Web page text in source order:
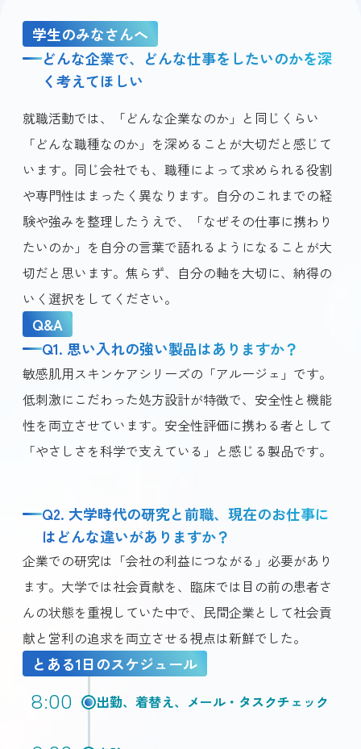
学生のみなさんへ
どんな企業で、どんな仕事をしたいのかを深
く考えてほしい
就職活動では、「どんな企業なのか」と同じくらい
「どんな職種なのか」を深めることが大切だと感じて
います。同じ会社でも、職種によって求められる役割
や専門性はまったく異なります。自分のこれまでの経
験や強みを整理したうえで、「なぜその仕事に携わり
たいのか」を自分の言葉で語れるようになることが大
切だと思います。焦らず、自分の軸を大切に、納得の
いく選択をしてください。
Q&A
Q1. 思い入れの強い製品はありますか？
敏感肌用スキンケアシリーズの「アルージェ」です。
低刺激にこだわった処方設計が特徴で、安全性と機能
性を両立させています。安全性評価に携わる者として
「やさしさを科学で支えている」と感じる製品です。
Q2. 大学時代の研究と前職、現在のお仕事に
はどんな違いがありますか？
企業での研究は「会社の利益につながる」必要があり
ます。大学では社会貢献を、臨床では目の前の患者さ
んの状態を重視していた中で、民間企業として社会貢
献と営利の追求を両立させる視点は新鮮でした。
とある1日のスケジュール
8:00 出勤、着替え、メール・タスクチェック